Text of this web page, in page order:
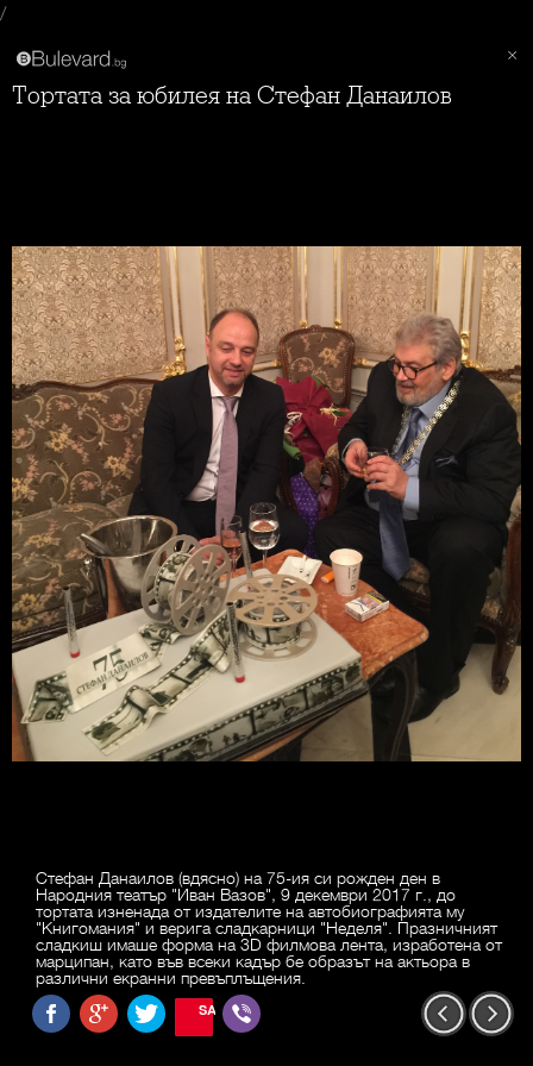
/
Тортата за юбилея на Стефан Данаилов
Стефан Данаилов (вдясно) на 75-ия си рожден ден в
Народния театър "Иван Вазов", 9 декември 2017 г., до
тортата изненада от издателите на автобиографията му
"Книгомания" и верига сладкарници "Неделя". Празничният
сладкиш имаше форма на 3D филмова лента, изработена от
марципан, като във всеки кадър бе образът на актьора в
различни екранни превъплъщения.
SAVE